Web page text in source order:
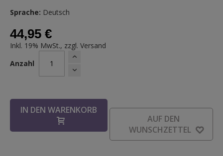
Sprache: Deutsch
44,95 €
Inkl. 19% MwSt., zzgl. Versand
Anzahl
IN DEN WARENKORB
AUF DEN
WUNSCHZETTEL